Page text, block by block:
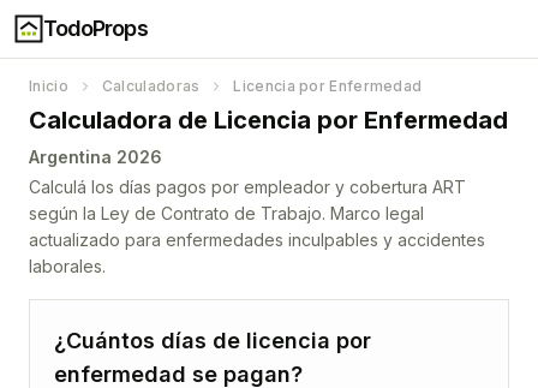
TodoProps
Inicio Calculadoras Licencia por Enfermedad
Calculadora de Licencia por Enfermedad
Argentina 2026
Calculá los días pagos por empleador y cobertura ART
según la Ley de Contrato de Trabajo. Marco legal
actualizado para enfermedades inculpables y accidentes
laborales.
¿Cuántos días de licencia por
enfermedad se pagan?